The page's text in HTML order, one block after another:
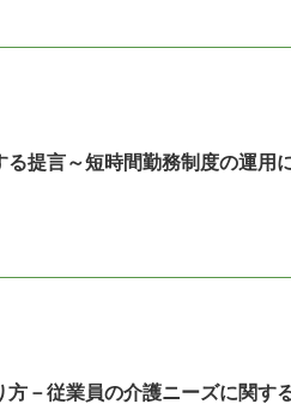
提言～短時間勤務制度の運用
－従業員の介護ニーズに関す